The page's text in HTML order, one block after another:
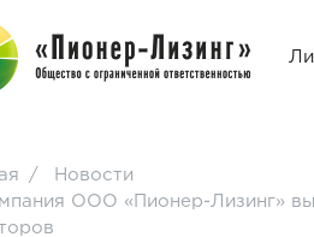
/
Новости
ООО «Пионер-Лизинг»